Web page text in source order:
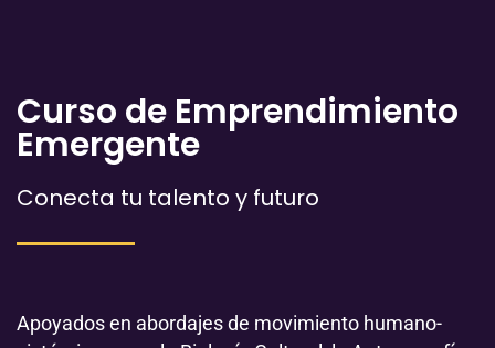
Curso de Emprendimiento
Emergente
Conecta tu talento y futuro
Apoyados en abordajes de movimiento humano-